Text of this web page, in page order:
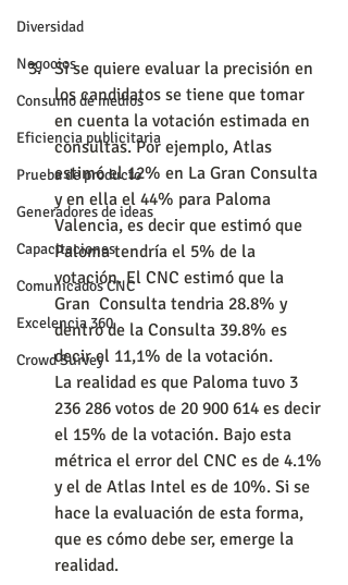
Diversidad
Negocios
Consumo de medios
Eficiencia publicitaria
Prueba de producto
Generadores de ideas
Capacitaciones
Comunicados CNC
Excelencia 360
Crowd Survey
Si se quiere evaluar la precisión en
los candidatos se tiene que tomar
en cuenta la votación estimada en
consultas. Por ejemplo, Atlas
estimó el 12% en La Gran Consulta
y en ella el 44% para Paloma
Valencia, es decir que estimó que
Paloma tendría el 5% de la
votación. El CNC estimó que la
Gran  Consulta tendria 28.8% y
dentro de la Consulta 39.8% es
decir el 11,1% de la votación.
La realidad es que Paloma tuvo 3
236 286 votos de 20 900 614 es decir
el 15% de la votación. Bajo esta
métrica el error del CNC es de 4.1%
y el de Atlas Intel es de 10%. Si se
hace la evaluación de esta forma,
que es cómo debe ser, emerge la
realidad.